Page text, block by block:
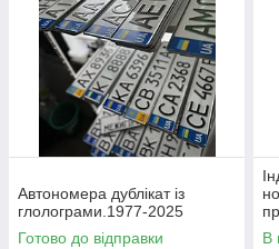
Автономера дублікат із
глолограми.1977-2025
Готово до відправки
В